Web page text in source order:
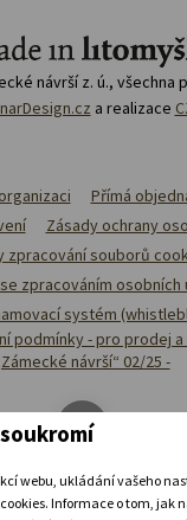
návrší z. ú., všechna
a realizace
Přímá
Zásady ochrany
zpracování souborů
zpracováním osobních
systém
podmínky - pro prodej a
návrší“ 02/25 -
webu, ukládání vašeho
Informace o tom, jak